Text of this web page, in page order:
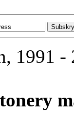
1991 -